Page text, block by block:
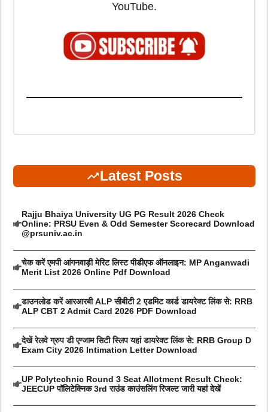
YouTube.
Latest Posts
Rajju Bhaiya University UG PG Result 2026 Check
Online: PRSU Even & Odd Semester Scorecard Download
@prsuniv.ac.in
चेक करें एमपी आंगनवाड़ी मेरिट लिस्ट पीडीएफ ऑनलाइन: MP Anganwadi
Merit List 2026 Online Pdf Download
डाउनलोड करें आरआरबी ALP सीबीटी 2 एडमिट कार्ड डायरेक्ट लिंक से: RRB
ALP CBT 2 Admit Card 2026 PDF Download
देखें रेलवे ग्रुप डी एग्जाम सिटी स्लिप यहां डायरेक्ट लिंक से: RRB Group D
Exam City 2026 Intimation Letter Download
UP Polytechnic Round 3 Seat Allotment Result Check:
JEECUP पॉलिटेक्निक 3rd राउंड काउंसलिंग रिजल्ट जारी यहां देखें